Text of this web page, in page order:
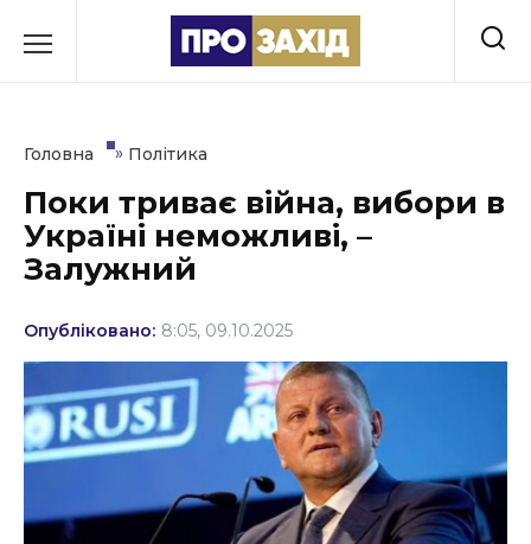
до
Культура
Освіта
Події
Політика
Соціум
Головна » Політика
Поки триває війна, вибори в
Україні неможливі, –
Залужний
Опубліковано: 8:05, 09.10.2025